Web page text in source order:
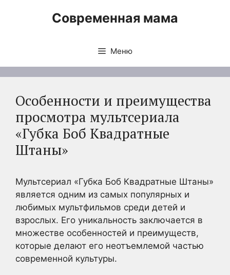
Современная мама
Меню
Особенности и преимущества
просмотра мультсериала
«Губка Боб Квадратные
Штаны»
Мультсериал «Губка Боб Квадратные Штаны»
является одним из самых популярных и
любимых мультфильмов среди детей и
взрослых. Его уникальность заключается в
множестве особенностей и преимуществ,
которые делают его неотъемлемой частью
современной культуры.